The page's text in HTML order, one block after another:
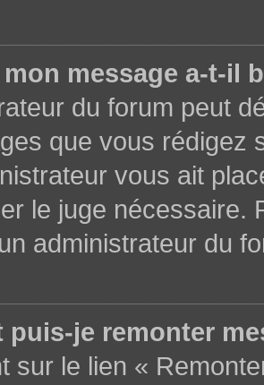
message a-t-il
du forum peut
que vous rédigez
vous ait
le juge nécessaire.
administrateur du
puis-je remonter
sur le lien «